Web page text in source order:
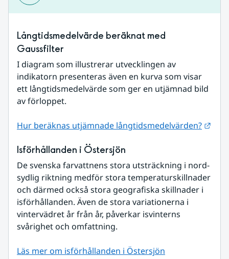
Långtidsmedelvärde beräknat med
Gaussfilter
I diagram som illustrerar utvecklingen av
indikatorn presenteras även en kurva som visar
ett långtidsmedelvärde som ger en utjämnad bild
av förloppet.
Hur beräknas utjämnade långtidsmedelvärden?
Isförhållanden i Östersjön
De svenska farvattnens stora utsträckning i nord-
sydlig riktning medför stora temperaturskillnader
och därmed också stora geografiska skillnader i
isförhållanden. Även de stora variationerna i
vintervädret år från år, påverkar isvinterns
svårighet och omfattning.
Läs mer om isförhållanden i Östersjön